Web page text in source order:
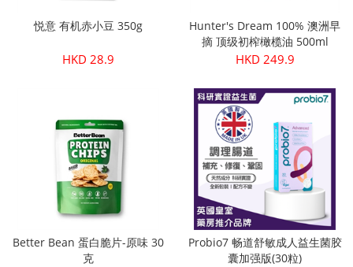
悦意 有机赤小豆 350g
HKD 28.9
Hunter's Dream 100% 澳洲早
摘 顶级初榨橄榄油 500ml
HKD 249.9
Better Bean 蛋白脆片-原味 30
克
Probio7 畅道舒敏成人益生菌胶
囊加强版(30粒)